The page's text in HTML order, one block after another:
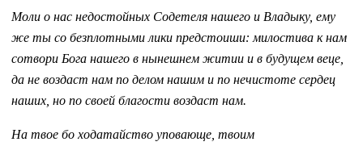
Моли о нас недостойных Содетеля нашего и Владыку, ему
же ты со безплотными лики предстоиши: милостива к нам
сотвори Бога нашего в нынешнем житии и в будущем веце,
да не воздаст нам по делом нашим и по нечистоте сердец
наших, но по своей благости воздаст нам.
На твое бо ходатайство уповающе, твоим